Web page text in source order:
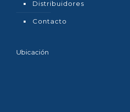
Distribuidores
Contacto
Ubicación